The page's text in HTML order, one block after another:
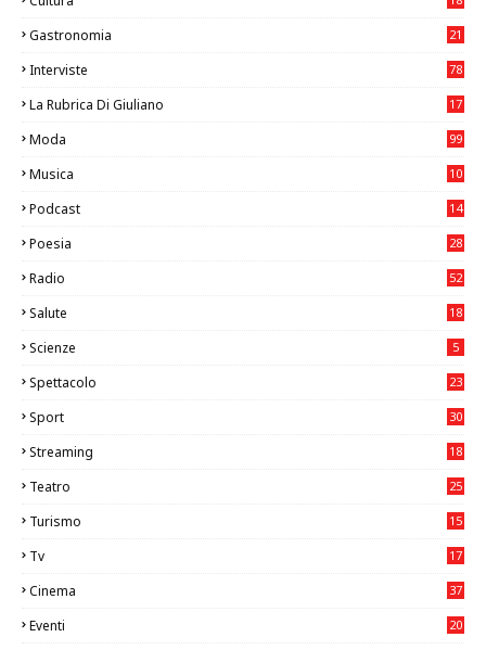
Gastronomia
21
Interviste 78
La Rubrica Di Giuliano
17
Moda 99
Musica
10
Podcast 14
Poesia 28
Radio 52
Salute
18
Scienze 5
Spettacolo 23
Sport
30
Streaming 18
Teatro
25
Turismo
15
Tv
17
Cinema
37
Eventi
20